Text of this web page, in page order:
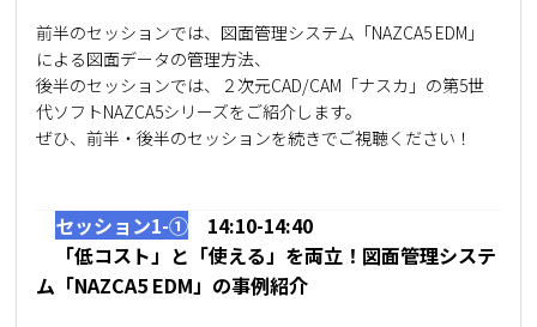
前半のセッションでは、図面管理システム「NAZCA5 EDM」
による図面データの管理方法、
後半のセッションでは、２次元CAD/CAM「ナスカ」の第5世
代ソフトNAZCA5シリーズをご紹介します。
ぜひ、前半・後半のセッションを続きでご視聴ください！
セッション1-➀ 14:10-14:40
「低コスト」と「使える」を両立！図面管理システ
ム「NAZCA5 EDM」の事例紹介